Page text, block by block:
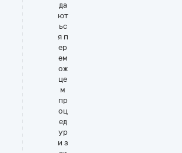
да
ют
ьс
я п
ер
ем
ож
це
м
пр
оц
ед
ур
и з